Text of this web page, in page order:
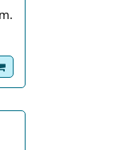
do koszyka